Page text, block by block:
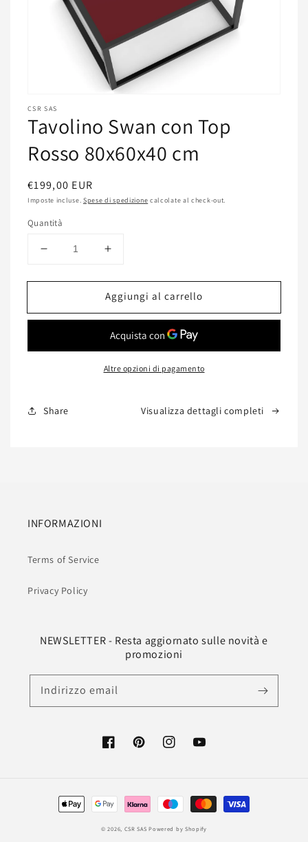
contenuti
multimediali
featured
finestra
modale
CSR SAS
Tavolino Swan con Top
Rosso 80x60x40 cm
Prezzo
di
listino
€199,00 EUR
Imposte incluse. Spese di spedizione calcolate al check-out.
Quantità
Diminuisci
per
Swan
Rosso
Aumenta
per
Tavolino
Swan
Top
Rosso
80x60x40
Aggiungi al carrello
Altre opzioni di pagamento
Share Visualizza dettagli completi
INFORMAZIONI
Terms of Service
Privacy Policy
NEWSLETTER - Resta aggiornato sulle novità e
promozioni
Indirizzo email
FacebookPinterestInstagramYouTube
Metodi
di
pagamento© 2026, CSR SAS Powered by Shopify